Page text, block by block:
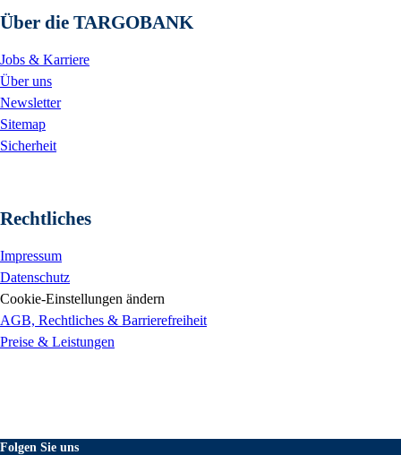
Über die TARGOBANK
Jobs & Karriere
Über uns
Newsletter
Sitemap
Sicherheit
Rechtliches
Impressum
Datenschutz
Cookie-Einstellungen ändern
AGB, Rechtliches & Barrierefreiheit
Preise & Leistungen
Folgen Sie uns